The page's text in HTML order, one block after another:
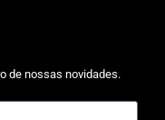
de nossas novidades.